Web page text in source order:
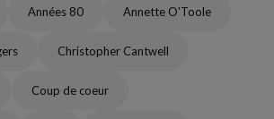
Années 80 Annette O'Toole
Christopher Cantwell
Coup de coeur